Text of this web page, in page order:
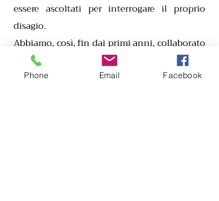
essere ascoltati per interrogare il proprio
disagio.
Abbiamo, così, fin dai primi anni, collaborato
ad alcuni progetti riguardanti le Scuole
Secondarie di I e II grado di Rimini e
Phone Email Facebook